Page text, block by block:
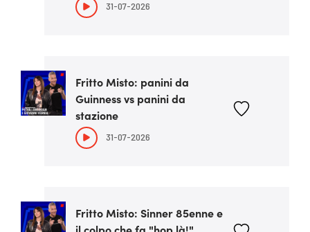
31-07-2026
Fritto Misto: panini da
Guinness vs panini da
stazione
31-07-2026
Fritto Misto: Sinner 85enne e